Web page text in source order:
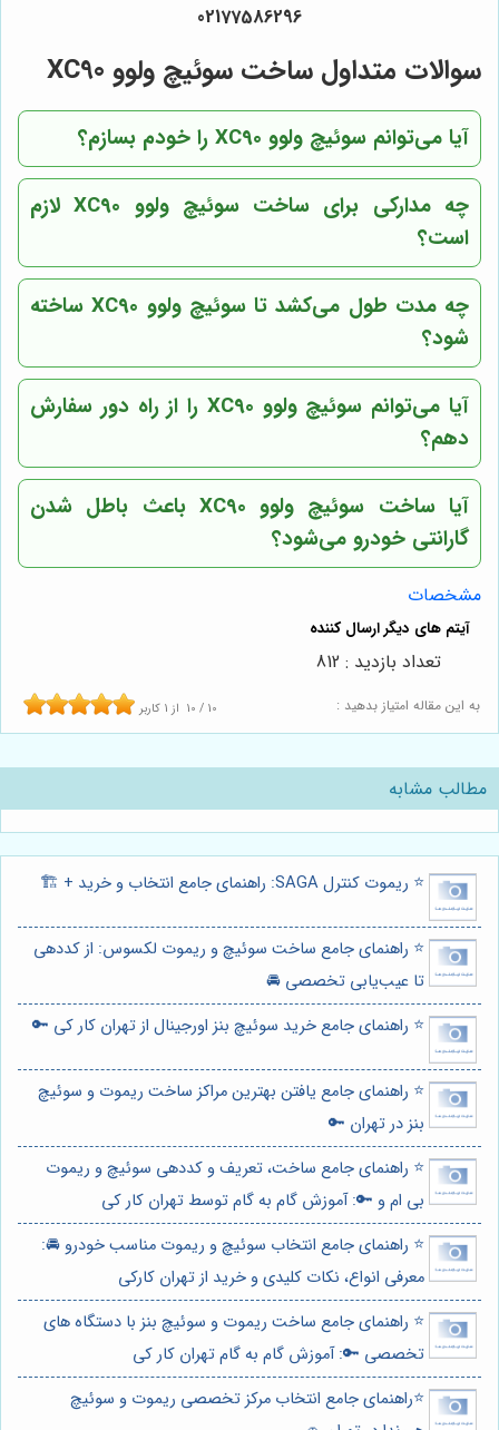
02177586296
سوالات متداول ساخت سوئیچ ولوو XC90
آیا می‌توانم سوئیچ ولوو XC90 را خودم بسازم؟
چه مدارکی برای ساخت سوئیچ ولوو XC90 لازم
است؟
چه مدت طول می‌کشد تا سوئیچ ولوو XC90 ساخته
شود؟
آیا می‌توانم سوئیچ ولوو XC90 را از راه دور سفارش
دهم؟
آیا ساخت سوئیچ ولوو XC90 باعث باطل شدن
گارانتی خودرو می‌شود؟
مشخصات
به این مقاله امتیاز بدهید : 10 / 10 از 1 کاربر
تعداد بازدید : 812
مطالب مشابه
⭐️ ریموت کنترل SAGA: راهنمای جامع انتخاب و خرید + 🏗️
⭐️ راهنمای جامع ساخت سوئیچ و ریموت لکسوس: از کددهی
تا عیب‌یابی تخصصی 🚘
⭐️ راهنمای جامع خرید سوئیچ بنز اورجینال از تهران کار کی 🔑
⭐️ راهنمای جامع یافتن بهترین مراکز ساخت ریموت و سوئیچ
بنز در تهران 🔑
⭐️ راهنمای جامع ساخت، تعریف و کددهی سوئیچ و ریموت
بی ام و 🔑: آموزش گام به گام توسط تهران کار کی
⭐️ راهنمای جامع انتخاب سوئیچ و ریموت مناسب خودرو 🚘:
معرفی انواع، نکات کلیدی و خرید از تهران کارکی
⭐️ راهنمای جامع ساخت ریموت و سوئیچ بنز با دستگاه های
تخصصی 🔑: آموزش گام به گام تهران کار کی
⭐️راهنمای جامع انتخاب مرکز تخصصی ریموت و سوئیچ